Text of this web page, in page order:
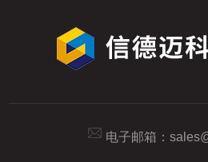
电子邮箱：